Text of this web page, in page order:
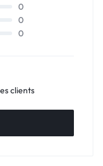
0
0
0
clients